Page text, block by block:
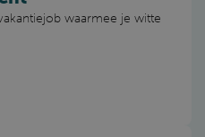
waarmee je witte
kan de website niet